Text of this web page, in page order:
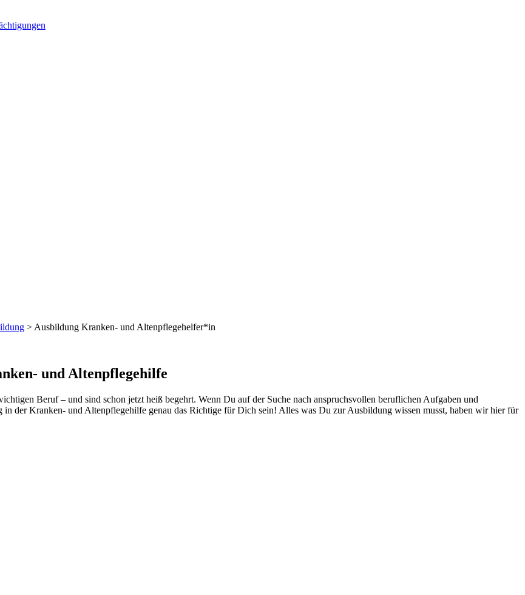
> Ausbildung Kranken- und Altenpflegehelfer*in
und Altenpflegehilfe
Beruf – und sind schon jetzt heiß begehrt. Wenn Du auf der Suche nach anspruchsvollen beruflichen Aufgaben und
der Kranken- und Altenpflegehilfe genau das Richtige für Dich sein! Alles was Du zur Ausbildung wissen musst, haben wir hier für